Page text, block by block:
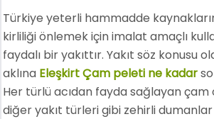
Türkiye yeterli hammadde
kirliliği önlemek için imalat amaçlı
faydalı bir yakıttır. Yakıt söz konusu
aklına Eleşkirt Çam peleti ne kadar
Her türlü acıdan fayda sağlayan
diğer yakıt türleri gibi zehirli